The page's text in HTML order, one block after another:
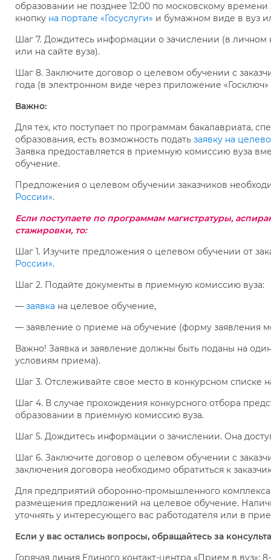
образовании не позднее 12:00 по московскому
кнопку на портале «Госуслуги» и бумажном виде в вуз
Шаг 7. Дождитесь информации о зачислении (в личном
или на сайте вуза).
Шаг 8. Заключите договор о целевом обучении с
года (в электронном виде через приложение
Важно:
Для тех, кто поступает по программам бакалавриата,
образования, есть возможность подать заявку на
Заявка предоставляется в приемную комиссию вуза
обучение.
Предложения о целевом обучении заказчиков
России».
Если поступаете по программам магистратуры,
стажировки, то:
Шаг 1. Изучите предложения о целевом обучении от
России».
Шаг 2. Подайте документы в приемную комиссию вуза:
— заявка на целевое обучение,
— заявление о приеме на обучение (форму заявления
Важно! Заявка и заявление должны быть поданы на
условиям приема).
Шаг 3. Отслеживайте свое место в конкурсном списке
Шаг 4. В случае прохождения конкурсного отбора
образовании в приемную комиссию вуза.
Шаг 5. Дождитесь информации о зачислении. Она
Шаг 6. Заключите договор о целевом обучении с
заключения договора необходимо обратиться к
Для предприятий оборонно-промышленного
размещения предложений на целевое обучение.
уточнять у интересующего вас работодателя или в
Если у вас остались вопросы, обращайтесь за
Горячая линия Единого контакт-центра «Прием в вуз»: